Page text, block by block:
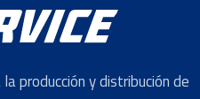
producción y distribución de